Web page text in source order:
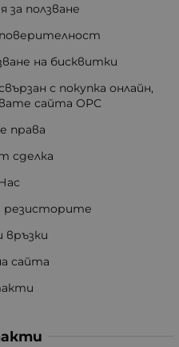
за ползване
на бисквитки
с покупка онлайн,
сайта ОРС
права
сделка
резисторите
връзки
сайта